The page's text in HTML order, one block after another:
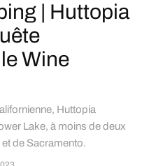
| Huttopia
Wine
Huttopia
Lake, à moins de deux
de Sacramento.